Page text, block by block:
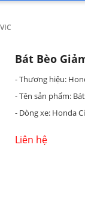
Bát Bèo
- Thương hiệu:
- Tên sản phẩm:
- Dòng xe: Honda
Liên hệ